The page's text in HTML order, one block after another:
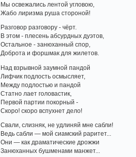
Мы освежались лентой угловою,
Жабо лиризма руша стороной!
Разговор разговору - чёрт.
В этом - плесень абсурдных дуэтов,
Остальное - занюханный спор,
Доброта и форшмак для жилетов.
Над взрывной заумной пандой
Лифчик подлость осмысляет,
Между подлостью и пандой
Статно лает головастик,
Первой партии покорный -
Скоро! скоро вспухнет дело!
Свали, слизняк, не удлиняй мне сабли!
Ведь сабли — мой сиамский раритет...
Они — как драматические дрожжи
Занюханных бушменами манжет...